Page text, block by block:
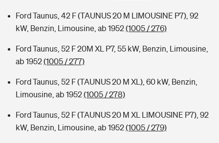
Ford Taunus, 42 F (TAUNUS 20 M LIMOUSINE P7), 92
kW, Benzin, Limousine, ab 1952(1005 / 276)
Ford Taunus, 52 F 20M XL P7, 55 kW, Benzin, Limousine,
ab 1952(1005 / 277)
Ford Taunus, 52 F (TAUNUS 20 M XL), 60 kW, Benzin,
Limousine, ab 1952(1005 / 278)
Ford Taunus, 52 F (TAUNUS 20 M XL LIMOUSINE P7), 92
kW, Benzin, Limousine, ab 1952(1005 / 279)